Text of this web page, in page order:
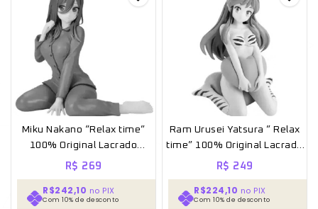
Miku Nakano “Relax time”
100% Original Lacrado
Banpresto
R$ 269
R$242,10 no PIX
Com 10% de desconto
Ram Urusei Yatsura ” Relax
time” 100% Original Lacrado
[Banpresto]
R$ 249
R$224,10 no PIX
Com 10% de desconto